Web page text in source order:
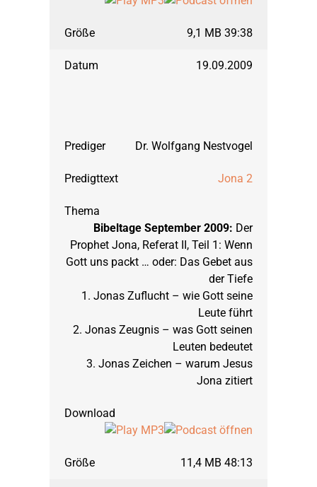
9,1 MB 39:38
19.09.2009
Dr. Wolfgang Nestvogel
Jona 2
Bibeltage September 2009: Der
Prophet Jona, Referat II, Teil 1: Wenn
Gott uns packt … oder: Das Gebet aus
der Tiefe
1. Jonas Zuflucht – wie Gott seine
Leute führt
2. Jonas Zeugnis – was Gott seinen
Leuten bedeutet
3. Jonas Zeichen – warum Jesus
Jona zitiert
11,4 MB 48:13